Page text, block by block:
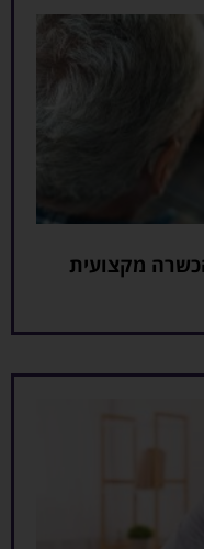
מקצועית